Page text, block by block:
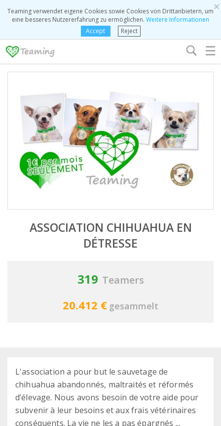
×
Teaming verwendet eigene Cookies sowie Cookies von Drittanbietern, um
eine besseres Nutzererfahrung zu ermöglichen. Weitere Informationen
Accept
Reject
☰
ASSOCIATION CHIHUAHUA EN
DÉTRESSE
319 Teamers
20.412 € gesammelt
L'association a pour but le sauvetage de
chihuahua abandonnés, maltraités et réformés
d’élevage. Nous avons besoin de votre aide pour
subvenir à leur besoins et aux frais vétérinaires
conséquents. La vie ne les a pas épargnés ...